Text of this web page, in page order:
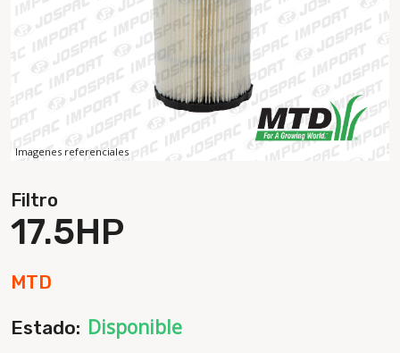
Imagenes referenciales
Filtro
17.5HP
MTD
Estado: Disponible